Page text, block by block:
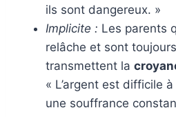
ils sont dangereux. »
Implicite : Les parents
relâche et sont
transmettent la
« L’argent est difficile
une souffrance